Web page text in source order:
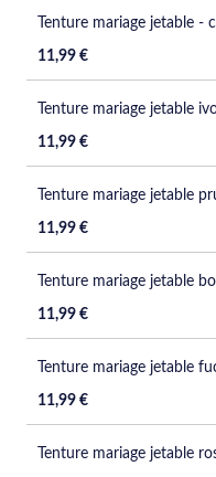
Tenture mariage jetable -
11,99 €
Tenture mariage jetable
11,99 €
Tenture mariage jetable
11,99 €
Tenture mariage jetable
11,99 €
Tenture mariage jetable
11,99 €
Tenture mariage jetable